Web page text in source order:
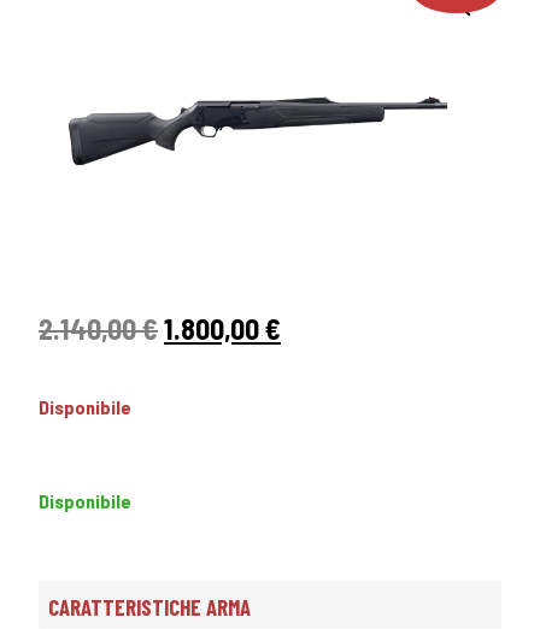
2.140,00€1.800,00€
Disponibile
Disponibile
CARATTERISTICHE ARMA